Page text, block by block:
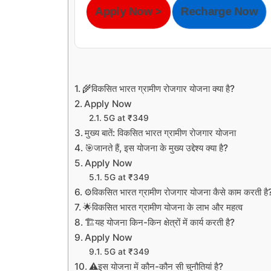
Apply Now > Recharge Now
🌾विकसित भारत ग्रामीण रोजगार योजना क्या है?
Apply Now
5G at ₹349
मुख्य बातें: विकसित भारत ग्रामीण रोजगार योजना
🎯जानते हैं, इस योजना के मुख्य उद्देश्य क्या है?
Apply Now
5G at ₹349
⚙️विकसित भारत ग्रामीण रोजगार योजना कैसे काम करती
🌟विकसित भारत ग्रामीण योजना के लाभ और महत्व
🏗️यह योजना किन-किन क्षेत्रों में कार्य करती है?
Apply Now
5G at ₹349
⚠️इस योजना में कौन-कौन सी चुनौतियां है?